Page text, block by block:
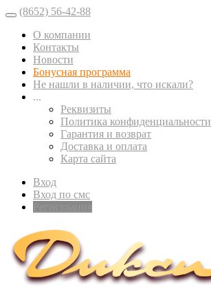
(8652) 56-42-88
О компании
Контакты
Новости
Бонусная программа
Не нашли в наличии, что искали?
...
Реквизиты
Политика конфиденциальности
Гарантия и возврат
Доставка и оплата
Карта сайта
Вход
Вход по смс